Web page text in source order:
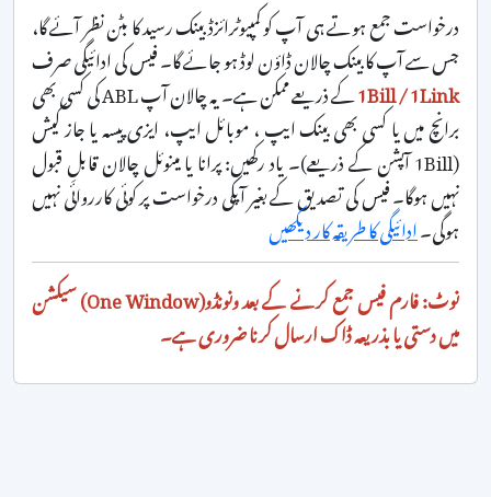
درخواست جمع ہوتے ہی آپ کو کمپیوٹرائزڈ بینک رسید کا بٹن نظر آئے گا،
جس سے آپ کا بینک چالان ڈاؤن لوڈ ہو جائے گا۔ فیس کی ادائیگی صرف
1Bill / 1Link کے ذریعے ممکن ہے۔ یہ چالان آپ ABL کی کسی بھی
برانچ میں یا کسی بھی بینک ایپ ، موبائل ایپ، ایزی پیسہ یا جاز کیش
(1Bill آپشن کے ذریعے)۔ یاد رکھیں: پرانا یا مینوئل چالان قابلِ قبول
نہیں ہوگا۔ فیس کی تصدیق کے بغیر آپکی درخواست پر کوئی کارروائی نہیں
ہوگی۔ادائیگی کا طریقہ کار دیکھیں
نوٹ: فارم فیس جمع کرنے کے بعد ونونڈو(One Window) سیکشن
میں دستی یا بذریعہ ڈاک ارسال کرنا ضروری ہے۔